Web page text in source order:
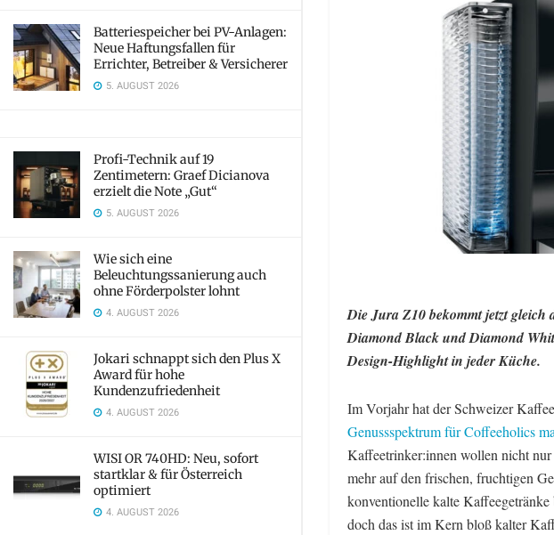
Batteriespeicher bei PV-Anlagen:
Neue Haftungsfallen für
Errichter, Betreiber & Versicherer
5. AUGUST 2026
Profi-Technik auf 19
Zentimetern: Graef Dicianova
erzielt die Note „Gut“
5. AUGUST 2026
Wie sich eine
Beleuchtungssanierung auch
ohne Förderpolster lohnt
4. AUGUST 2026
Jokari schnappt sich den Plus X
Award für hohe
Kundenzufriedenheit
4. AUGUST 2026
WISI OR 740HD: Neu, sofort
startklar & für Österreich
optimiert
4. AUGUST 2026
Die Jura Z10 bekommt jetzt gleich
Diamond Black und Diamond
Design-Highlight in jeder Küche.
Im Vorjahr hat der Schweizer
Genussspektrum für Coffeeholics
Kaffeetrinker:innen wollen nicht nur
mehr auf den frischen, fruchtigen
konventionelle kalte
doch das ist im Kern bloß kalter